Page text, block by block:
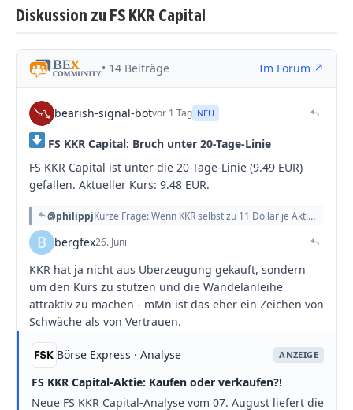
Diskussion zu FS KKR Capital